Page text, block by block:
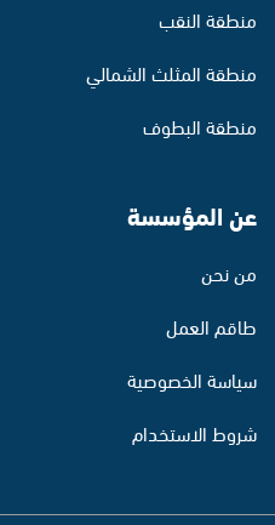
منطقة النقب
منطقة المثلث الشمالي
منطقة البطوف
عن المؤسسة
من نحن
طاقم العمل
سياسة الخصوصية
شروط الاستخدام